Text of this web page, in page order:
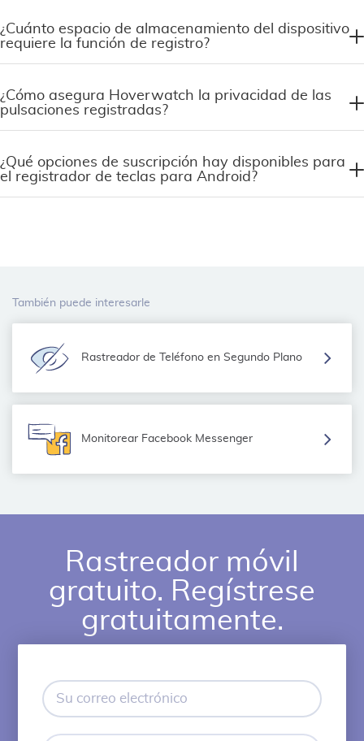
¿Cuánto espacio de almacenamiento del dispositivo
requiere la función de registro?
¿Cómo asegura Hoverwatch la privacidad de las
pulsaciones registradas?
¿Qué opciones de suscripción hay disponibles para
el registrador de teclas para Android?
También puede interesarle
Rastreador de Teléfono en Segundo Plano
Monitorear Facebook Messenger
Rastreador móvil
gratuito. Regístrese
gratuitamente.
correo